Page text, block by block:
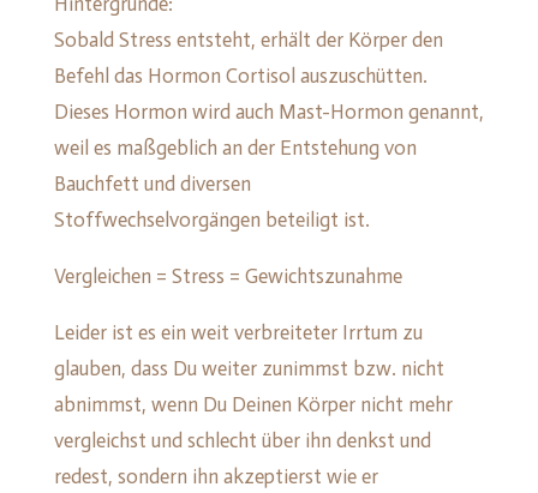
Sobald Stress entsteht, erhält der Körper den
Befehl das Hormon Cortisol auszuschütten.
Dieses Hormon wird auch Mast-Hormon genannt,
weil es maßgeblich an der Entstehung von
Bauchfett und diversen
Stoffwechselvorgängen beteiligt ist.
Vergleichen = Stress = Gewichtszunahme
Leider ist es ein weit verbreiteter Irrtum zu
glauben, dass Du weiter zunimmst bzw. nicht
abnimmst, wenn Du Deinen Körper nicht mehr
vergleichst und schlecht über ihn denkst und
redest, sondern ihn akzeptierst wie er